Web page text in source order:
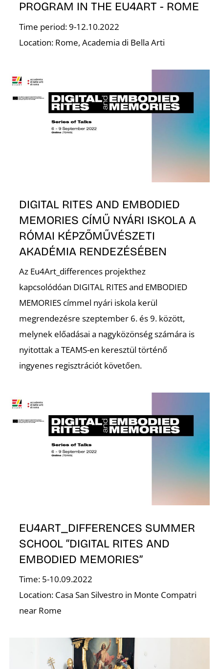
PROGRAM IN THE EU4ART - ROME
Time period: 9-12.10.2022
Location: Rome, Academia di Bella Arti
DIGITAL RITES AND EMBODIED
MEMORIES CÍMŰ NYÁRI ISKOLA A
RÓMAI KÉPZŐMŰVÉSZETI
AKADÉMIA RENDEZÉSÉBEN
Az Eu4Art_differences projekthez
kapcsolódóan DIGITAL RITES and EMBODIED
MEMORIES címmel nyári iskola kerül
megrendezésre szeptember 6. és 9. között,
melynek előadásai a nagyközönség számára is
nyitottak a TEAMS-en keresztül történő
ingyenes regisztrációt követően.
EU4ART_DIFFERENCES SUMMER
SCHOOL “DIGITAL RITES AND
EMBODIED MEMORIES”
Time: 5-10.09.2022
Location: Casa San Silvestro in Monte Compatri
near Rome